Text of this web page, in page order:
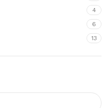
4
6
13